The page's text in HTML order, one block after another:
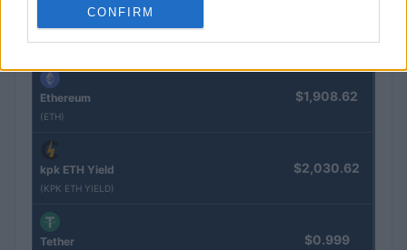
CONFIRM
Bitcoin
(BTC)
Ethereum
(ETH)
$1,908.62
kpk ETH Yield
(KPK ETH YIELD)
$2,030.62
Tether $0.999